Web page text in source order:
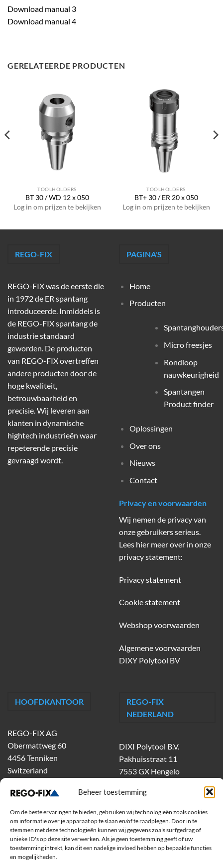
Beheer toestemming
Om de beste ervaringen te bieden, gebruiken wij technologieën zoals cookies
om informatie over je apparaat op te slaan en/of te raadplegen. Door in te
stemmen met deze technologieën kunnen wij gegevens zoals surfgedrag of
unieke ID's op deze site verwerken. Als je geen toestemming geeft of uw
toestemming intrekt, kan dit een nadelige invloed hebben op bepaalde functies
en mogelijkheden.
Download manual 3
Download manual 4
GERELATEERDE PRODUCTEN
TOOLHOLDERS
BT 30 / WD 12 x 050
Log in om prijzen te bekijken
TOOLHOLDERS
BT+ 30 / ER 20 x 050
Log in om prijzen te bekijken
REGO-FIX
REGO-FIX was de eerste die
in 1972 de ER spantang
introduceerde. Inmiddels is
de REGO-FIX spantang de
industrie standaard
geworden. De producten
van REGO-FIX overtreffen
andere producten door de
hoge kwaliteit,
betrouwbaarheid en
precisie. Wij leveren aan
klanten in dynamische
hightech industrieën waar
repeterende precisie
gevraagd wordt.
PAGINA'S
Home
Producten
Micro freesjes
Rondloop
nauwkeurigheid
Spantangen
Product finder
Oplossingen
Over ons
Nieuws
Contact
Privacy en voorwaarden
Wij nemen de privacy van
onze gebruikers serieus.
Lees hier meer over in onze
privacy statement:
Privacy statement
Cookie statement
Webshop voorwaarden
Algemene voorwaarden
DIXY Polytool BV
HOOFDKANTOOR
REGO-FIX AG
Obermattweg 60
4456 Tenniken
Switzerland
REGO-FIX
NEDERLAND
DIXI Polytool B.V.
Pakhuisstraat 11
7553 GX Hengelo
dixiholland@dixi.com
www.dixipolytool.com
Volg ons op Youtube
Volg ons op Linkedin